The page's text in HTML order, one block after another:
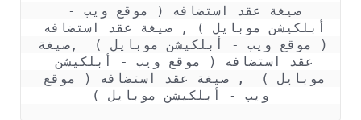
عقد استضافه ( موقع ويب - أبلكيشن
ويب - أبلكيشن موبايل )